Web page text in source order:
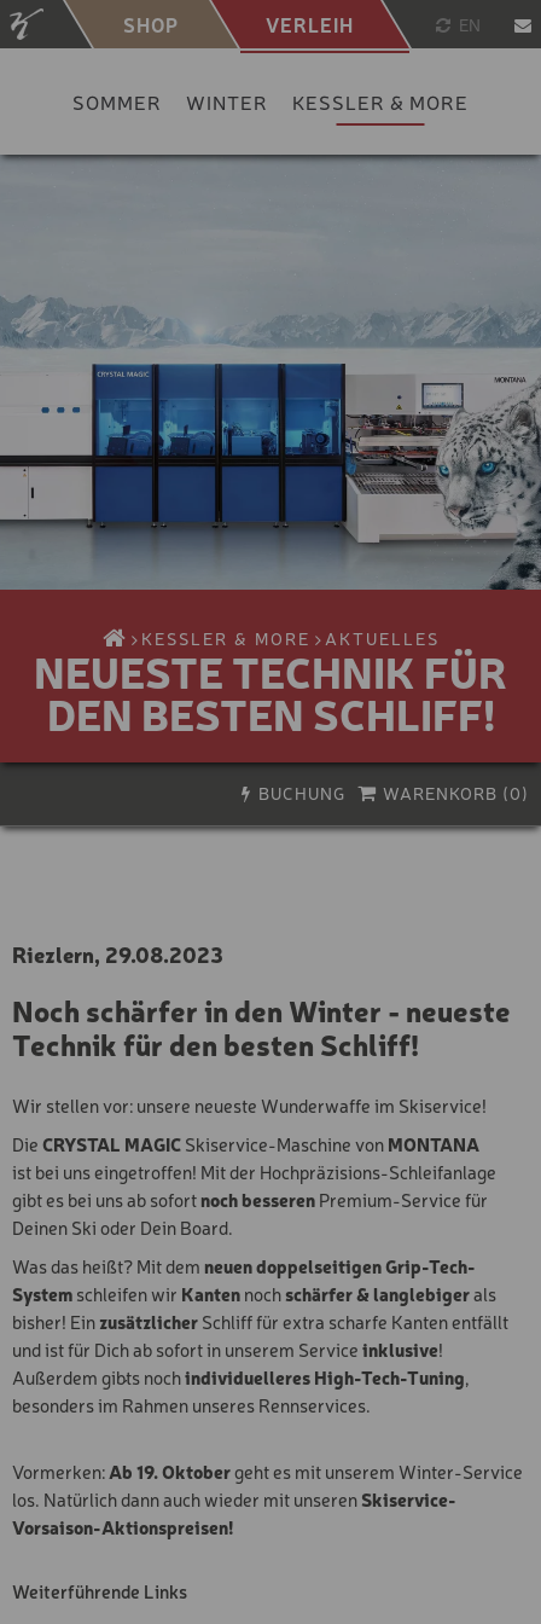
SHOP VERLEIH
SOMMER WINTER KESSLER & MORE
EN
KESSLER & MORE AKTUELLES
NEUESTE TECHNIK FÜR
DEN BESTEN SCHLIFF!
BUCHUNG WARENKORB (0)
Bikeservice
Erlebnisse & Kurse
Gutscheine
Skifahren
Snowboarden
Langlaufen
Schneeschuh- &
Winterwandern
Snowbiken & Schlitten
fahren
Skikarten
Ski- & Boardservice
Saison
Sommer
Winter
Altersgruppe
Jugend
Kind
BIKE-HELM
MOUNTAINBUGGY
BIKE-CHECK
E-MOUNTAINBIKETOUR
VORMITTAGS (3H)
E-MOUNTAINBIKETOUR
NACHMITTAGS (3H)
TAGES-
Riezlern, 29.08.2023
Noch schärfer in den Winter - neueste
Technik für den besten Schliff!
Wir stellen vor: unsere neueste Wunderwaffe im Skiservice!
DieCRYSTAL MAGICSkiservice-Maschine vonMONTANA
ist bei uns eingetroffen! Mit der Hochpräzisions-Schleifanlage
gibt es bei uns ab sofortnoch besserenPremium-Service für
Deinen Ski oder Dein Board.
Was das heißt? Mit dem neuen doppelseitigen Grip-Tech-
Systemschleifen wir Kantennochschärfer & langlebigerals
bisher! EinzusätzlicherSchliff für extra scharfe Kanten entfällt
und ist für Dich ab sofort in unserem Serviceinklusive!
Außerdem gibt´s nochindividuelleres High-Tech-Tuning,
besonders im Rahmen unseres Rennservices.
Vormerken:Ab 19. Oktobergeht es mit unserem Winter-Service
los. Natürlich dann auch wieder mit unserenSkiservice-
Vorsaison-Aktionspreisen!
Weiterführende Links